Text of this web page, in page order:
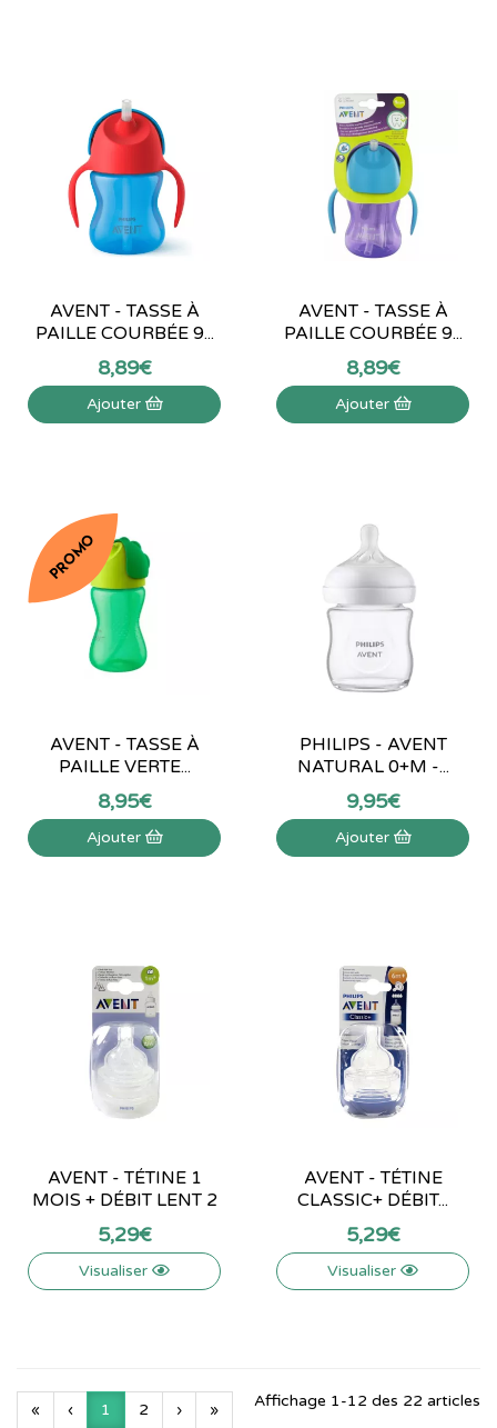
AVENT - TASSE À
PAILLE COURBÉE 9...
8,89€
Ajouter
AVENT - TASSE À
PAILLE COURBÉE 9...
8,89€
Ajouter
PROMO
AVENT - TASSE À
PAILLE VERTE...
8,95€
Ajouter
PHILIPS - AVENT
NATURAL 0+M -...
9,95€
Ajouter
AVENT - TÉTINE 1
MOIS + DÉBIT LENT 2
5,29€
Visualiser
AVENT - TÉTINE
CLASSIC+ DÉBIT...
5,29€
Visualiser
« ‹ 1 2 › » Affichage 1-12 des 22 articles